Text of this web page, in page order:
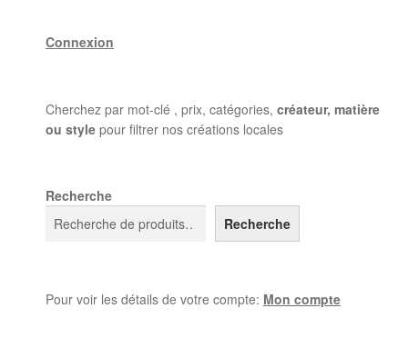
Connexion
Cherchez par mot-clé , prix, catégories, créateur, matière
ou style pour filtrer nos créations locales
Recherche
Recherche
Pour voir les détails de votre compte: Mon compte